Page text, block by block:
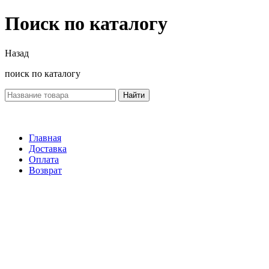
Поиск по каталогу
Назад
поиск по каталогу
Найти
Главная
Доставка
Оплата
Возврат